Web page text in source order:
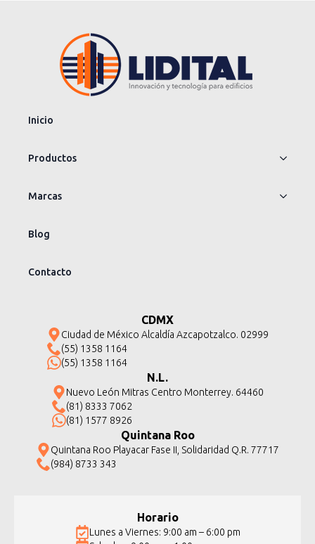
Inicio
Productos
Marcas
Blog
Contacto
CDMX
Ciudad de México Alcaldía Azcapotzalco. 02999
(55) 1358 1164
(55) 1358 1164
N.L.
Nuevo León Mitras Centro Monterrey. 64460
(81) 8333 7062
(81) 1577 8926
Quintana Roo
Quintana Roo Playacar Fase II, Solidaridad Q.R. 77717
(984) 8733 343
Horario
Lunes a Viernes: 9:00 am – 6:00 pm